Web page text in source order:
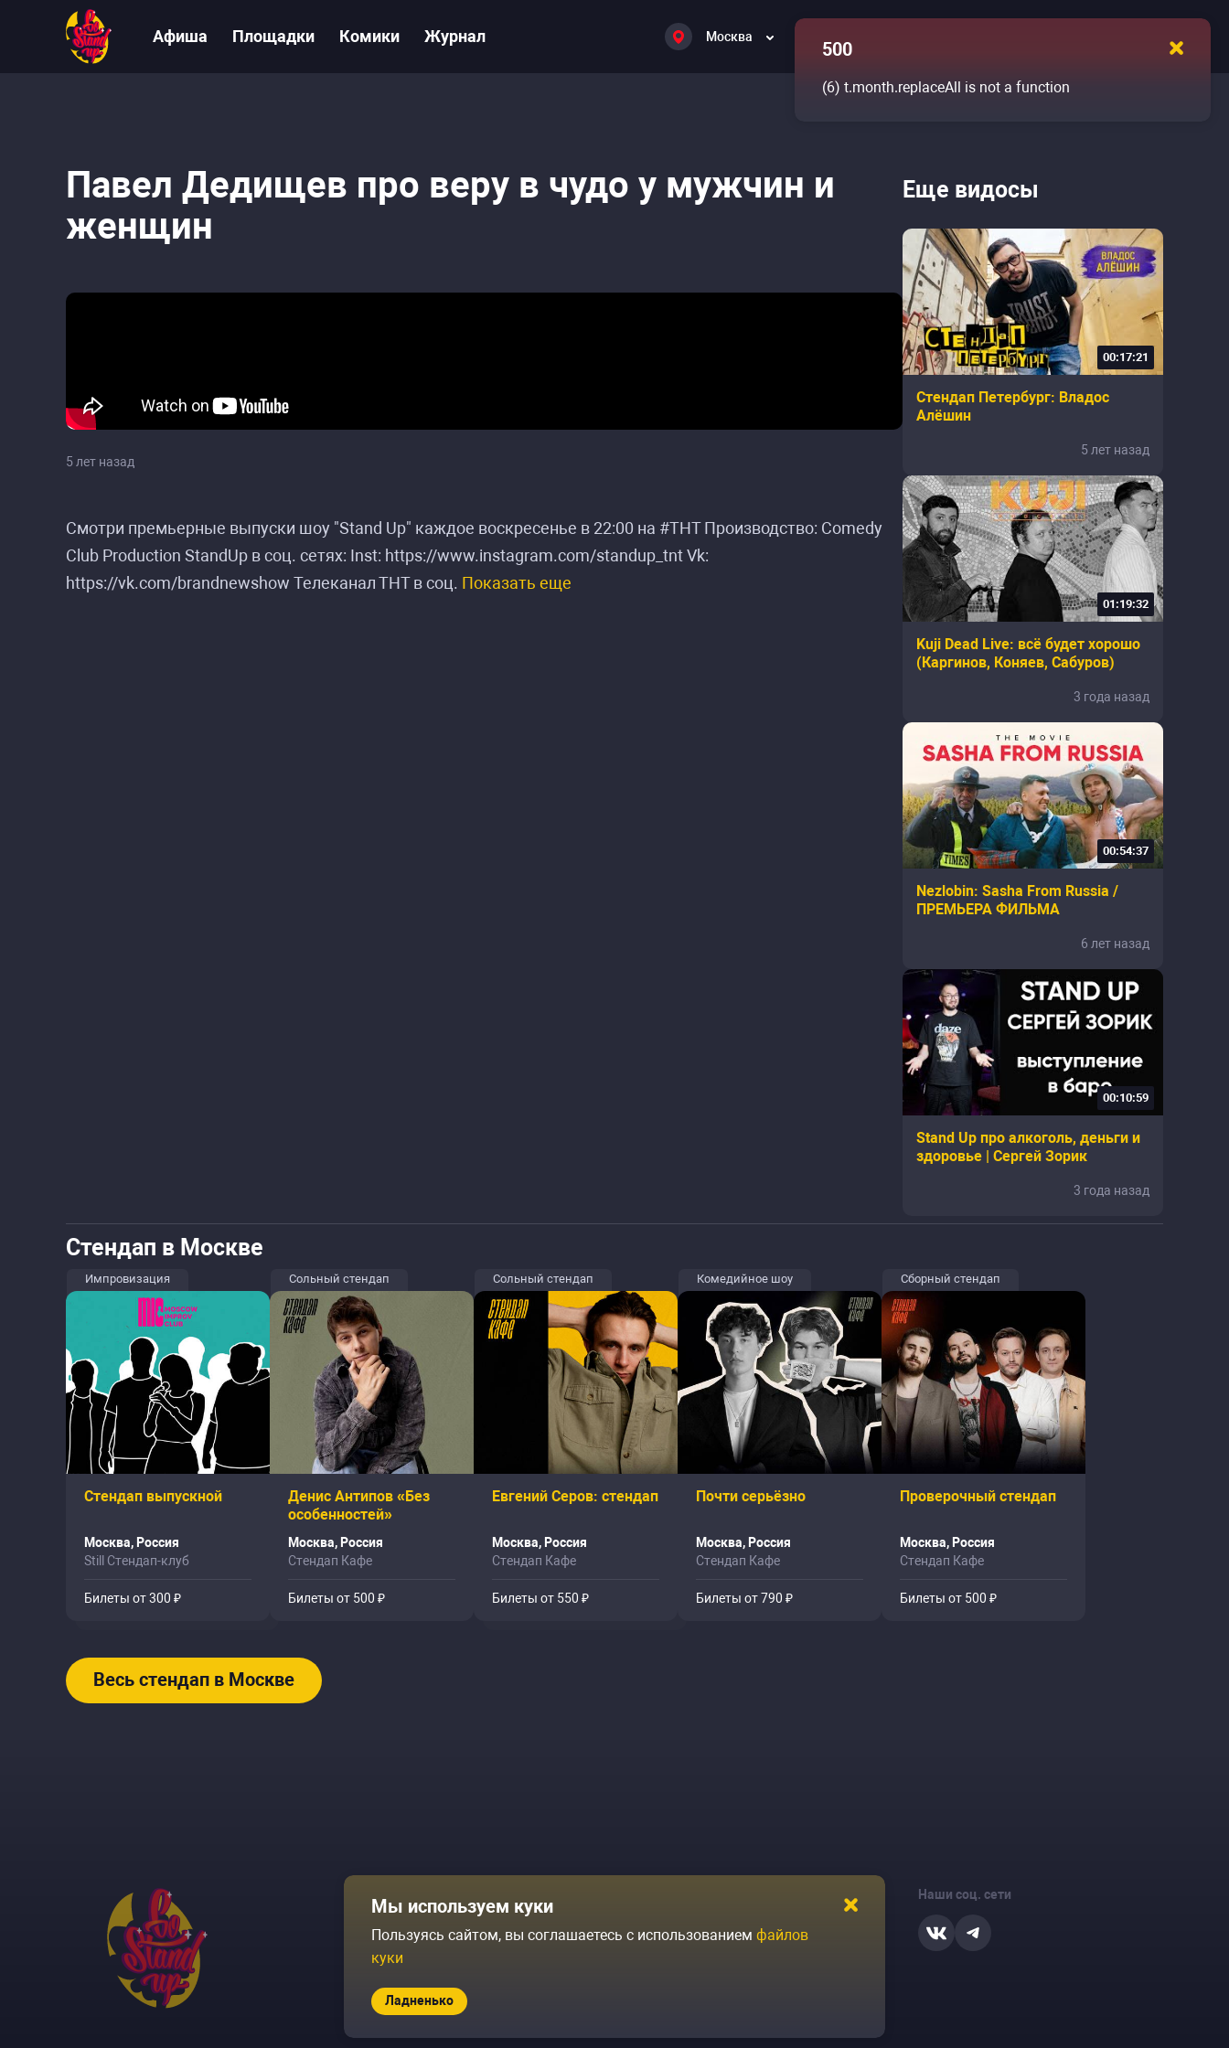
Афиша Площадки Комики Журнал Москва
Павел Дедищев про веру в чудо у мужчин и
женщин
5 лет назад
Смотри премьерные выпуски шоу "Stand Up" каждое воскресенье в 22:00 на #ТНТ Производство: Comedy
Club Production StandUp в соц. сетях: Inst: https://www.instagram.com/standup_tnt Vk:
https://vk.com/brandnewshow Телеканал ТНТ в соц. Показать еще
Еще видосы
00:17:21
Стендап Петербург: Владос
Алёшин
5 лет назад
01:19:32
Kuji Dead Live: всё будет хорошо
(Каргинов, Коняев, Сабуров)
3 года назад
00:54:37
Nezlobin: Sasha From Russia /
ПРЕМЬЕРА ФИЛЬМА
6 лет назад
00:10:59
Stand Up про алкоголь, деньги и
здоровье | Сергей Зорик
3 года назад
Стендап в Москве
Импровизация
Стендап выпускной
Москва, Россия
Still Стендап-клуб
Билеты от 300 ₽
Сольный стендап
Денис Антипов «Без
особенностей»
Москва, Россия
Стендап Кафе
Билеты от 500 ₽
Сольный стендап
Евгений Серов: стендап
Москва, Россия
Стендап Кафе
Билеты от 550 ₽
Комедийное шоу
Почти серьёзно
Москва, Россия
Стендап Кафе
Билеты от 790 ₽
Сборный стендап
Проверочный стендап
Москва, Россия
Стендап Кафе
Билеты от 500 ₽
Весь стендап в Москве
Площадки
Архив событий
Журнал Политика конфиденциальности
Наши соц. сети
500
(6) t.month.replaceAll is not a function
Мы используем куки
Пользуясь сайтом, вы соглашаетесь с использованием файлов
куки
Ладненько